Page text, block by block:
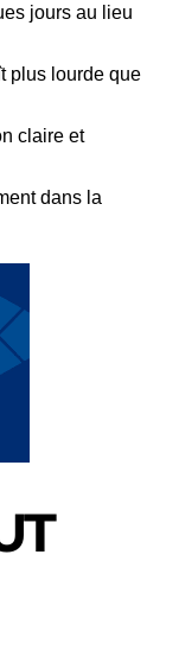
jours au lieu
plus lourde que
claire et
dans la